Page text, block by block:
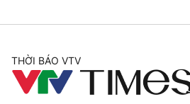
THỜI BÁO VTV